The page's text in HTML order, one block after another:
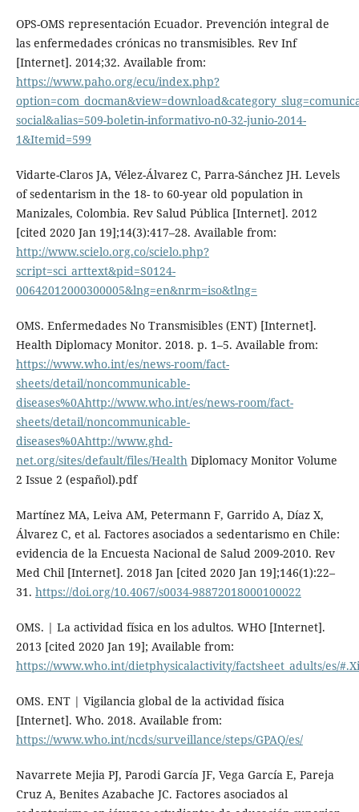
OPS-OMS representación Ecuador. Prevención integral de
las enfermedades crónicas no transmisibles. Rev Inf
[Internet]. 2014;32. Available from:
https://www.paho.org/ecu/index.php?
social&alias=509-boletin-informativo-n0-32-junio-2014-
1&Itemid=599
Vidarte-Claros JA, Vélez-Álvarez C, Parra-Sánchez JH. Levels
of sedentarism in the 18- to 60-year old population in
Manizales, Colombia. Rev Salud Pública [Internet]. 2012
[cited 2020 Jan 19];14(3):417–28. Available from:
http://www.scielo.org.co/scielo.php?
script=sci_arttext&pid=S0124-
00642012000300005&lng=en&nrm=iso&tlng=
OMS. Enfermedades No Transmisibles (ENT) [Internet].
Health Diplomacy Monitor. 2018. p. 1–5. Available from:
https://www.who.int/es/news-room/fact-
sheets/detail/noncommunicable-
diseases%0Ahttp://www.who.int/es/news-room/fact-
sheets/detail/noncommunicable-
diseases%0Ahttp://www.ghd-
net.org/sites/default/files/HealthDiplomacy Monitor Volume
2 Issue 2 (español).pdf
Martínez MA, Leiva AM, Petermann F, Garrido A, Díaz X,
Álvarez C, et al. Factores asociados a sedentarismo en Chile:
evidencia de la Encuesta Nacional de Salud 2009-2010. Rev
Med Chil [Internet]. 2018 Jan [cited 2020 Jan 19];146(1):22–
31. https://doi.org/10.4067/s0034-98872018000100022
OMS. | La actividad física en los adultos. WHO [Internet].
2013 [cited 2020 Jan 19]; Available from:
https://www.who.int/dietphysicalactivity/factsheet_adults/es/
OMS. ENT | Vigilancia global de la actividad física
[Internet]. Who. 2018. Available from:
https://www.who.int/ncds/surveillance/steps/GPAQ/es/
Navarrete Mejia PJ, Parodi García JF, Vega García E, Pareja
Cruz A, Benites Azabache JC. Factores asociados al